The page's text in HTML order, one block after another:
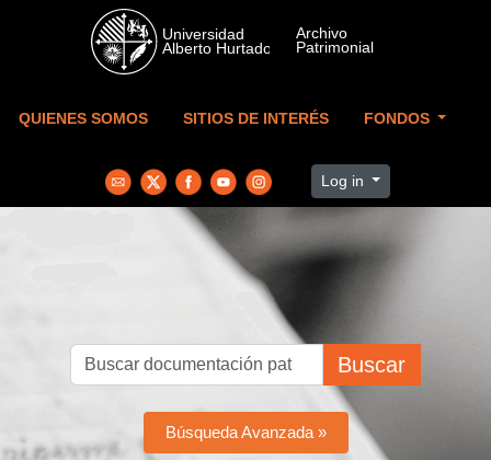
Skip to main content
QUIENES SOMOS SITIOS DE INTERÉS FONDOS
Log in
Buscar
Búsqueda Avanzada »